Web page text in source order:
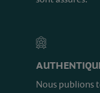
Nous publions